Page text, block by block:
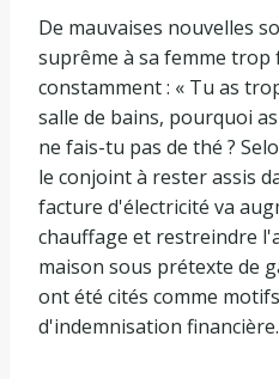
De mauvaises nouvelles
suprême à sa femme
constamment : « Tu as
salle de bains, pourquoi
ne fais-tu pas de thé ?
le conjoint à rester assis
facture d'électricité va
chauffage et restreindre
maison sous prétexte de
ont été cités comme
d'indemnisation financière.